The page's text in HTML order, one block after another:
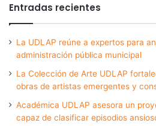
Entradas recientes
La UDLAP reúne a expertos para
administración pública municipal
La Colección de Arte UDLAP
obras de artistas emergentes y
Académica UDLAP asesora un
capaz de clasificar episodios